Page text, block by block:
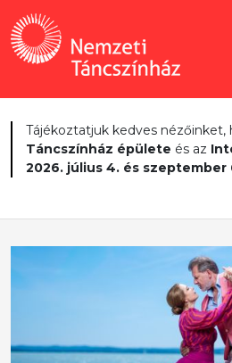
Tájékoztatjuk kedves nézőinket,
Táncszínház épülete és az
2026. július 4. és szeptember